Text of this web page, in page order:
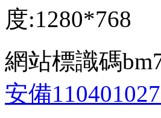
度:1280*768
網站標識碼
安備